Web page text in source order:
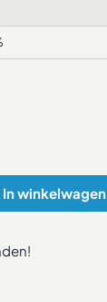
In winkelwagen